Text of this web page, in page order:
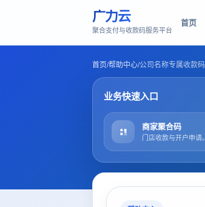
广力云
聚合支付与收款码服务平台
首页
首页/帮助中心/公司名称专属收款码
业务快速入口
商家聚合码
门店收款与开户申请。